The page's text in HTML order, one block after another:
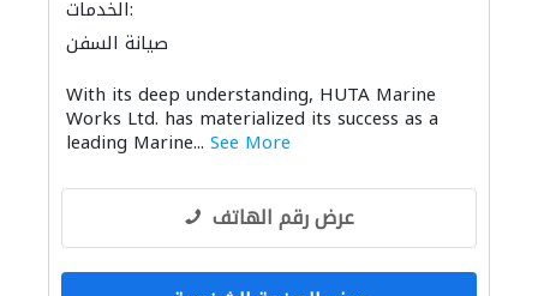
الخدمات:
صيانة السفن
تسرّب المياه الحفريّات قواعد الأساس
استشارات بيئية الموانئ
With its deep understanding, HUTA Marine
Works Ltd. has materialized its success as a
leading Marine... See More
عرض رقم الهاتف